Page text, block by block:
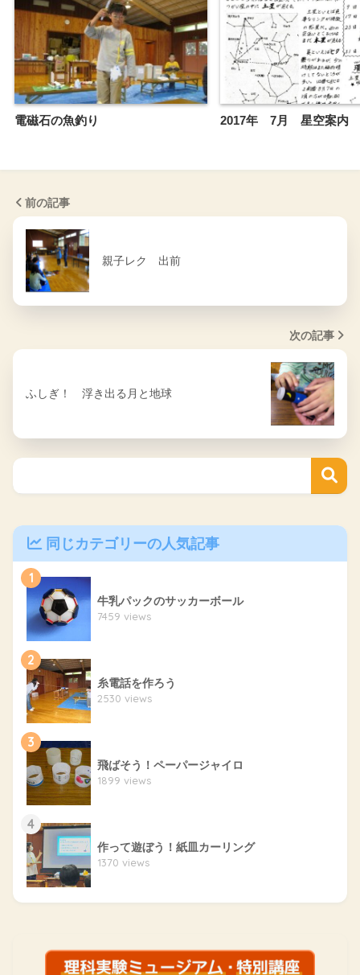
電磁石の魚釣り 2017年 7月 星空案内
前の記事
親子レク 出前
次の記事
ふしぎ！ 浮き出る月と地球
同じカテゴリーの人気記事
1
牛乳パックのサッカーボール
7459 views
2
糸電話を作ろう
2530 views
3
飛ばそう！ペーパージャイロ
1899 views
4
作って遊ぼう！紙皿カーリング
1370 views